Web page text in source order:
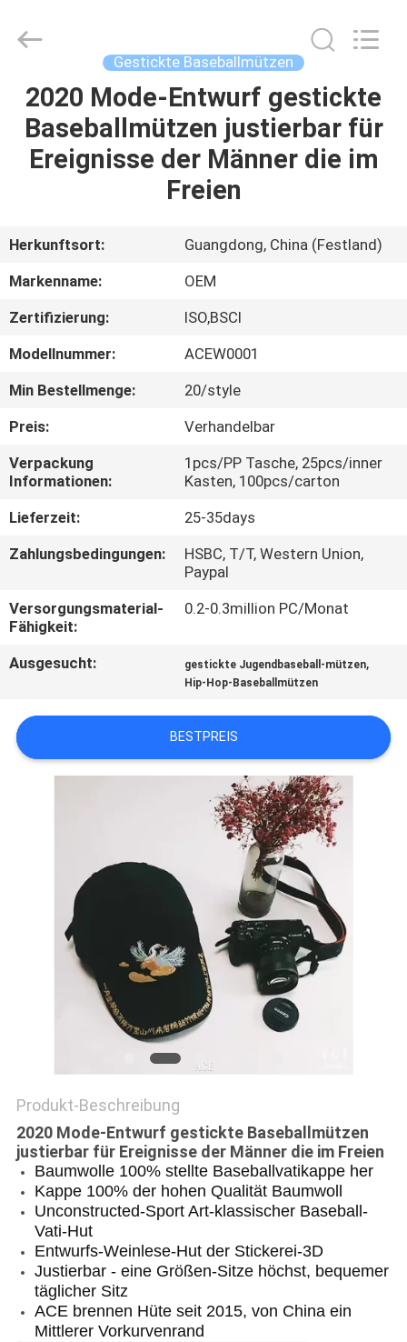
HAUS
PRODUKTE
UNS
AUSFLUG
QUALITÄTSKONTROLLE
TRETEN
SIE
MIT
UNS
VERBINDUNG
NACHRICHTEN
FÄLLE
SITEMAP
Ltd..
Gestickte Baseballmützen
2020 Mode-Entwurf gestickte
Baseballmützen justierbar für
Ereignisse der Männer die im
Freien
Herkunftsort:
Guangdong, China (Festland)
Markenname:
OEM
Zertifizierung:
ISO,BSCI
Modellnummer:
ACEW0001
Min Bestellmenge:
20/style
Preis:
Verhandelbar
Verpackung
Informationen:
1pcs/PP Tasche, 25pcs/inner
Kasten, 100pcs/carton
Lieferzeit:
25-35days
Zahlungsbedingungen:
HSBC, T/T, Western Union,
Paypal
Versorgungsmaterial-
Fähigkeit:
0.2-0.3million PC/Monat
Ausgesucht: gestickte Jugendbaseball-mützen,
Hip-Hop-Baseballmützen
BESTPREIS
Produkt-Beschreibung
2020 Mode-Entwurf gestickte Baseballmützen
justierbar für Ereignisse der Männer die im Freien
Baumwolle 100% stellte Baseballvatikappe her
Kappe 100% der hohen Qualität Baumwoll
Unconstructed-Sport Art-klassischer Baseball-
Vati-Hut
Entwurfs-Weinlese-Hut der Stickerei-3D
Justierbar - eine Größen-Sitze höchst, bequemer
täglicher Sitz
ACE brennen Hüte seit 2015, von China ein
Mittlerer Vorkurvenrand